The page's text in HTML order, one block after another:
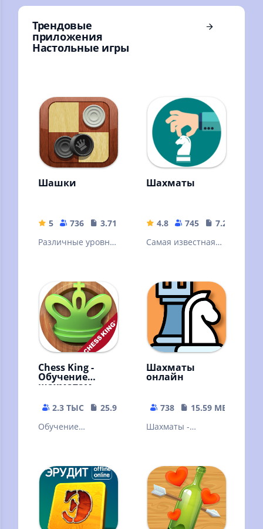
Трендовые
приложения
Настольные игры
Шашки
5 736
3.71 MB
Различные уровни
подсказки и
красочная графика
Шахматы
4.8 745
7.27 MB
Самая известная
(Stockfish)
Chess King -
Обучение
шахматам
2.3 ТЫС
25.93 MB
Обучение
наглядным!
Множество задач
и уроков!
Шахматы
онлайн
738
15.59 MB
Шахматы -
стратегическая
игра